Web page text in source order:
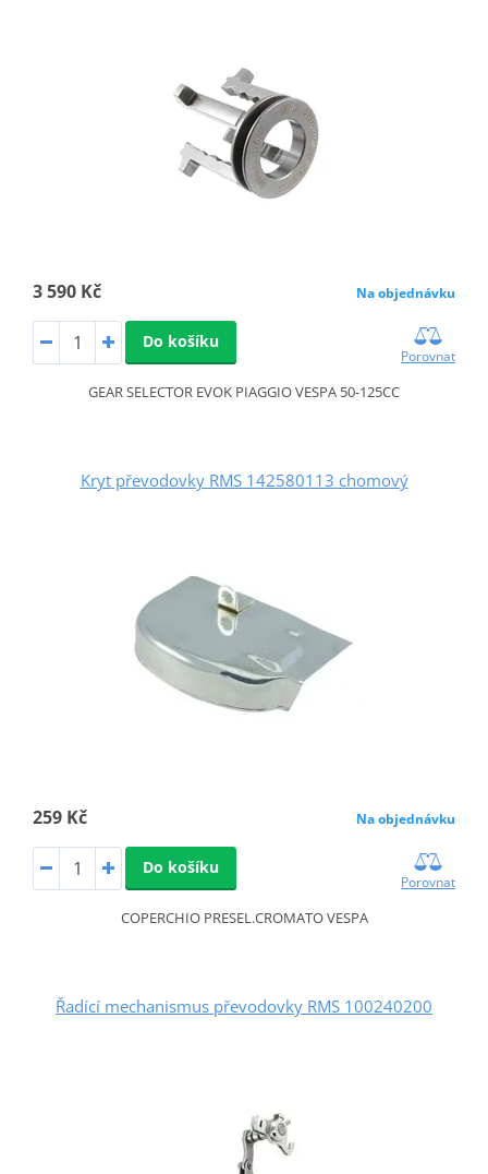
3 590 Kč Na objednávku
Do košíku
Porovnat
GEAR SELECTOR EVOK PIAGGIO VESPA 50-125CC
Kryt převodovky RMS 142580113 chomový
259 Kč Na objednávku
Do košíku
Porovnat
COPERCHIO PRESEL.CROMATO VESPA
Řadící mechanismus převodovky RMS 100240200